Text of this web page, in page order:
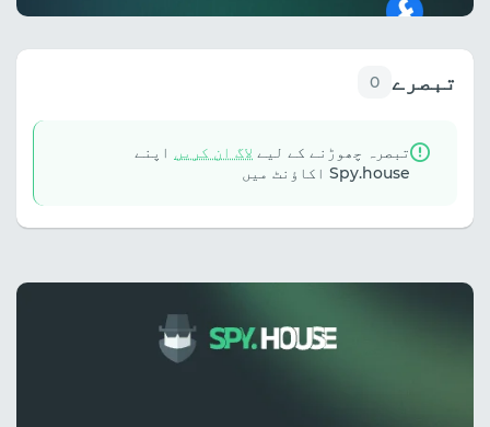
تبصرے 0
تبصرہ چھوڑنے کے لیے لاگ ان کریں اپنے
Spy.house اکاؤنٹ میں